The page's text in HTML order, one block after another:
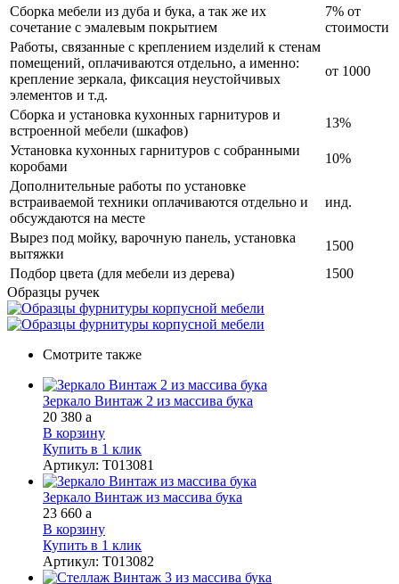
Сборка мебели из дуба и бука, а так же их
сочетание с эмалевым покрытием
7% от
стоимости
Работы, связанные с креплением изделий к стенам
помещений, оплачиваются отдельно, а именно:
крепление зеркала, фиксация неустойчивых
элементов и т.д.
от 1000
Сборка и установка кухонных гарнитуров и
встроенной мебели (шкафов)
13%
Установка кухонных гарнитуров с собранными
коробами
10%
Дополнительные работы по установке
встраиваемой техники оплачиваются отдельно и
обсуждаются на месте
инд.
Вырез под мойку, варочную панель, установка
вытяжки
1500
Подбор цвета (для мебели из дерева)
1500
Образцы ручек
Смотрите также
Зеркало Винтаж 2 из массива бука
20 380 a
В корзину
Купить в 1 клик
Артикул: Т013081
Зеркало Винтаж из массива бука
23 660 a
В корзину
Купить в 1 клик
Артикул: Т013082